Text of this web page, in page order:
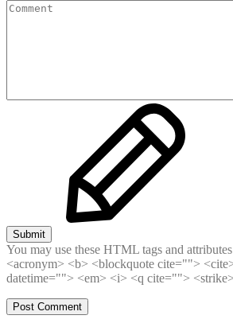
Submit
You may use these HTML tags and
<acronym> <b> <blockquote cite="">
datetime=""> <em> <i> <q cite="">